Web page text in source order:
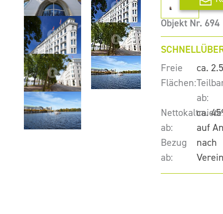
Objekt Nr. 694
Freie
Flächen:
ca.
ab:
ca.
Nettokaltmiete
ab:
auf
Bezug
ab:
nach